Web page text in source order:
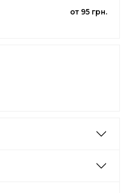
от 95 грн.